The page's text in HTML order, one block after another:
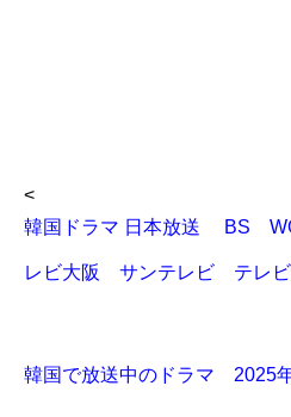
<
韓国ドラマ 日本放送 BS
レビ大阪 サンテレビ テレビ
韓国で放送中のドラマ 2025